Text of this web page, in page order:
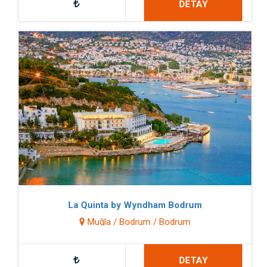
DETAY
La Quinta by Wyndham Bodrum
Muğla / Bodrum / Bodrum
DETAY